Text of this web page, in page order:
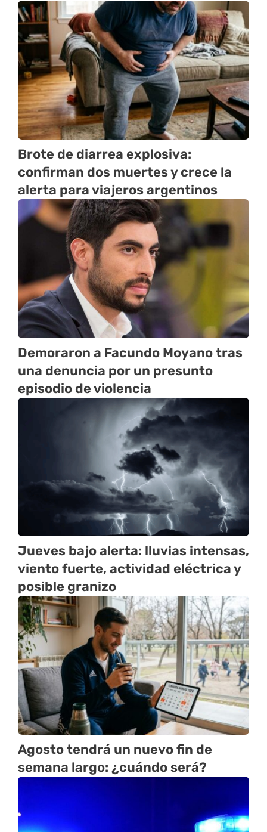
Brote de diarrea explosiva:
confirman dos muertes y crece la
alerta para viajeros argentinos
Demoraron a Facundo Moyano tras
una denuncia por un presunto
episodio de violencia
Jueves bajo alerta: lluvias intensas,
viento fuerte, actividad eléctrica y
posible granizo
Agosto tendrá un nuevo fin de
semana largo: ¿cuándo será?